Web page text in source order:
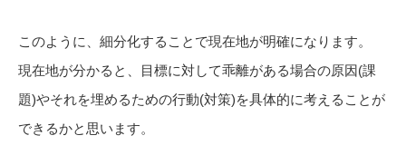
このように、細分化することで現在地が明確になります。
現在地が分かると、目標に対して乖離がある場合の原因(課
題)やそれを埋めるための行動(対策)を具体的に考えることが
できるかと思います。